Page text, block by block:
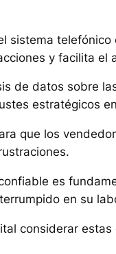
sistema
y facilita
de datos sobre
estratégicos
que los
es
en su
considerar